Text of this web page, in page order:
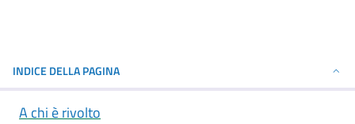
INDICE DELLA PAGINA
A chi è rivolto